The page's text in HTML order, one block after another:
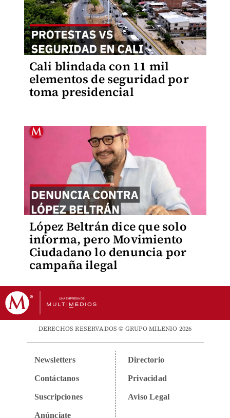
Cali blindada con 11 mil
elementos de seguridad por
toma presidencial
López Beltrán dice que solo
informa, pero Movimiento
Ciudadano lo denuncia por
campaña ilegal
DERECHOS RESERVADOS © GRUPO MILENIO 2026
Newsletters
Contáctanos
Suscripciones
Anúnciate
Directorio
Privacidad
Aviso Legal